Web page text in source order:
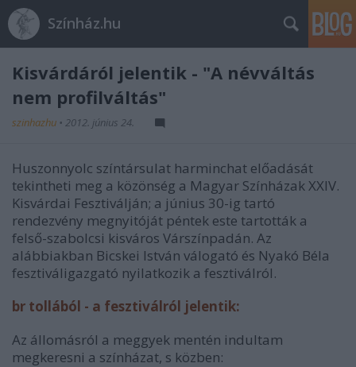
Színház.hu
Kisvárdáról jelentik - "A névváltás
nem profilváltás"
szinhazhu • 2012. június 24.
Huszonnyolc színtársulat harminchat előadását
tekintheti meg a közönség a Magyar Színházak XXIV.
Kisvárdai Fesztiválján; a június 30-ig tartó
rendezvény megnyitóját péntek este tartották a
felső-szabolcsi kisváros Várszínpadán. Az
alábbiakban Bicskei István válogató és Nyakó Béla
fesztiváligazgató nyilatkozik a fesztiválról.
br tollából - a fesztiválról jelentik:
Az állomásról a meggyek mentén indultam
megkeresni a színházat, s közben: